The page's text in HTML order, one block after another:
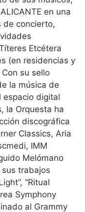
en una
de concierto,
Etcétera
(en residencias y
su sello
la música de
espacio digital
la Orquesta ha
discográfica
Classics, Aria
IMM
Melómano
trabajos
“Ritual
Symphony
al Grammy